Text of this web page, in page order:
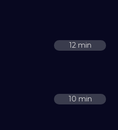
12 min
10 min